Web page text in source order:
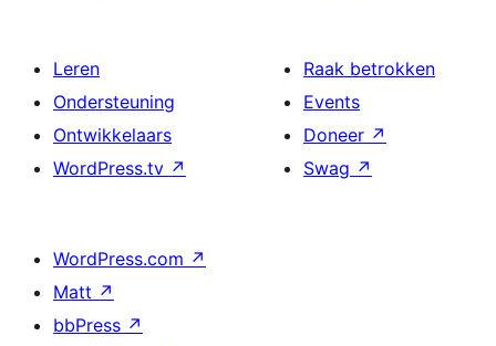
Leren
Ondersteuning
Ontwikkelaars
WordPress.tv ↗
Raak betrokken
Events
Doneer ↗
Swag ↗
WordPress.com ↗
Matt ↗
bbPress ↗